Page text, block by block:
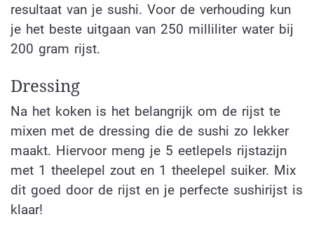
resultaat van je sushi. Voor de verhouding kun
je het beste uitgaan van 250 milliliter water bij
200 gram rijst.
Dressing
Na het koken is het belangrijk om de rijst te
mixen met de dressing die de sushi zo lekker
maakt. Hiervoor meng je 5 eetlepels rijstazijn
met 1 theelepel zout en 1 theelepel suiker. Mix
dit goed door de rijst en je perfecte sushirijst is
klaar!